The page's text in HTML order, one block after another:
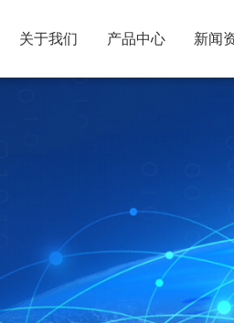
关于我们 产品中心 新闻